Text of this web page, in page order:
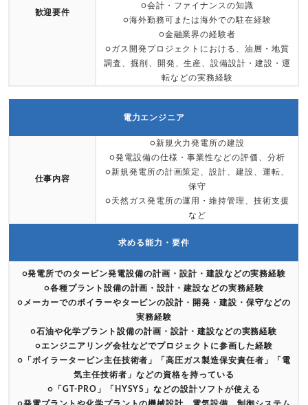
歓迎要件
○会計・ファイナンスの知識
○海外勤務可または海外での駐在経験
○金融業界の経験者
○ガス開発プロジェクトにおける、油層・地質
調査、掘削、開発、生産、設備設計・建設・運
転などの実務経験
電力エンジニア
仕事内容
○新規火力発電所の建設
○発電設備の仕様・事業性などの評価、分析
○新規発電所の計画策定、設計、建設、運転、
保守
○天然ガス発電所の運用・維持管理、技術支援
など
求める能力・要件
○発電所でのタービン発電設備の計画・設計・建設などの実務経験
○各種プラント設備の計画・設計・建設などの実務経験
○メーカーでのボイラーやタービンの設計・開発・建設・保守などの
実務経験
○石油や化学プラント設備の計画・設計・建設などの実務経験
○エンジニアリング会社などでプロジェクトに参画した経験
○「ボイラータービン主任技術者」「高圧ガス製造保安責任者」「電
気主任技術者」などの資格を持っている
○「GT-PRO」「HYSYS」などの設計ソフトが使える